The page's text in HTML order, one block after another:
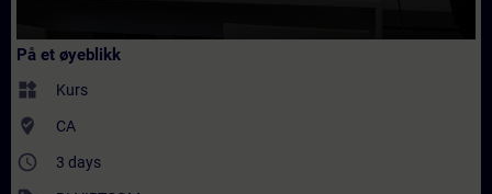
På et øyeblikk
widgets Kurs
where_to_vote CA
access_time 3 days